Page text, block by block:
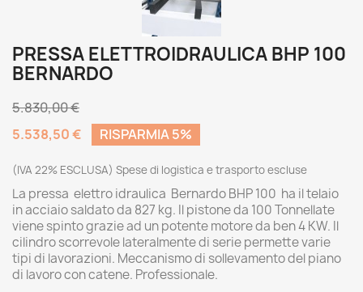
PRESSA ELETTROIDRAULICA BHP 100
BERNARDO
5.830,00 €
5.538,50 €
RISPARMIA 5%
(IVA 22% ESCLUSA) Spese di logistica e trasporto escluse
La pressa elettro idraulica Bernardo BHP 100 ha il telaio
in acciaio saldato da 827 kg. Il pistone da 100 Tonnellate
viene spinto grazie ad un potente motore da ben 4 KW. Il
cilindro scorrevole lateralmente di serie permette varie
tipi di lavorazioni. Meccanismo di sollevamento del piano
di lavoro con catene. Professionale.